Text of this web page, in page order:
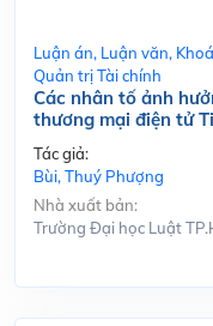
Luận án, Luận văn,
Quản trị Tài chính
Các nhân tố ảnh
thương mại điện tử
Tác giả:
Bùi, Thuý Phượng
Nhà xuất bản:
Trường Đại học Luật